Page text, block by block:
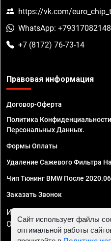
https://vk.com/
WhatsApp: +79317082148
+7 (8172) 76-73-14
Правовая информация
Договор-Оферта
Политика
Персональных Данных.
Формы Оплаты
Удаление Сажевого Фильтра
Чип Тюнинг BMW После 2020.06
Заказать Звонок
ИП Смирнов Георгий
ОГРНИП 324470400032610
Сайт использует файлы
оптимальной работы